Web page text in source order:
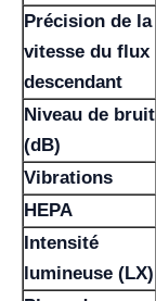
Précision de la
vitesse du flux
descendant
Niveau de bruit
(dB)
Vibrations
HEPA
Intensité
lumineuse (LX)